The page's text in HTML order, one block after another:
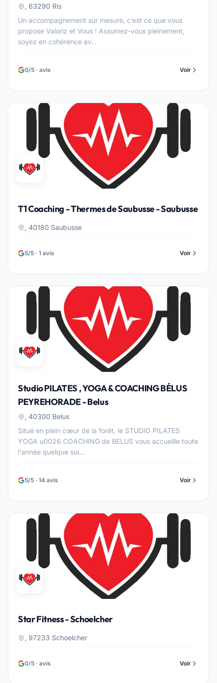
, 63290 Ris
Un accompagnement sur mesure, c’est ce que vous
propose Valoriz et Vous ! Assumez-vous pleinement,
soyez en cohérence av...
0/5 · avis Voir
T1 Coaching - Thermes de Saubusse - Saubusse
, 40180 Saubusse
5/5 · 1 avis Voir
Studio PILATES , YOGA & COACHING BÉLUS
PEYREHORADE - Belus
, 40300 Belus
Situé en plein cœur de la forêt, le STUDIO PILATES
YOGA u0026 COACHING de BELUS vous accueille toute
l'année quelque soi...
5/5 · 14 avis Voir
Star Fitness - Schoelcher
, 97233 Schoelcher
0/5 · avis Voir